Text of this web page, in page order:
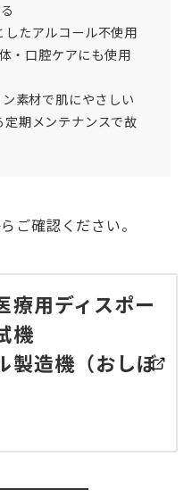
たアルコール不使用
・口腔ケアにも使用
素材で肌にやさしい
期メンテナンスで故
ご確認ください。
療用ディスポー
機
製造機（おしぼ